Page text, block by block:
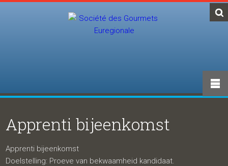
Apprenti bijeenkomst
Apprenti bijeenkomst
Doelstelling: Proeve van bekwaamheid kandidaat.